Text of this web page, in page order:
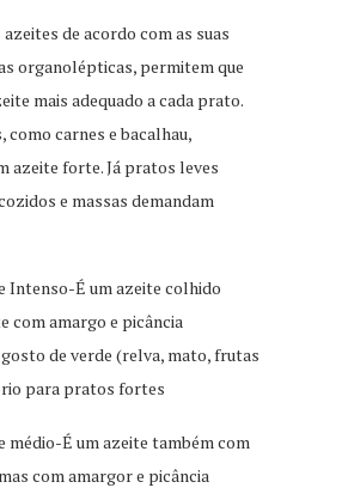
de acordo com as suas
organolépticas, permitem que
mais adequado a cada prato.
carnes e bacalhau,
azeite forte. Já pratos leves
e massas demandam
Intenso-É um azeite colhido
com amargo e picância
de verde (relva, mato, frutas
para pratos fortes
médio-É um azeite também com
com amargor e picância